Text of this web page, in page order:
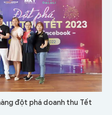
đột phá doanh thu Tết